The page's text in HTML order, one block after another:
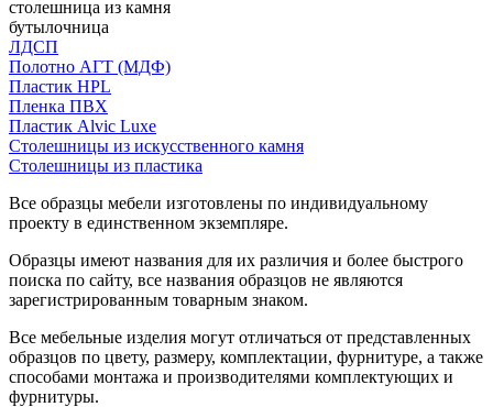
столешница из камня
бутылочница
ЛДСП
Полотно АГТ (МДФ)
Пластик HPL
Пленка ПВХ
Пластик Alvic Luxe
Столешницы из искусственного камня
Столешницы из пластика
Все образцы мебели изготовлены по индивидуальному
проекту в единственном экземпляре.
Образцы имеют названия для их различия и более быстрого
поиска по сайту, все названия образцов не являются
зарегистрированным товарным знаком.
Все мебельные изделия могут отличаться от представленных
образцов по цвету, размеру, комплектации, фурнитуре, а также
способами монтажа и производителями комплектующих и
фурнитуры.